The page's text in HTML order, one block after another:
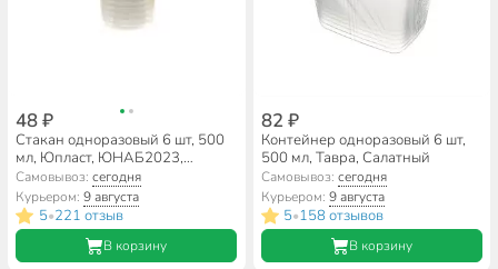
48 ₽
Стакан одноразовый 6 шт, 500
мл, Юпласт, ЮНАБ2023,
прозрачный
Самовывоз:сегодня
Курьером:9 августа
5•221 отзыв
В корзину
82 ₽
Контейнер одноразовый 6 шт,
500 мл, Тавра, Салатный
Самовывоз: сегодня
Курьером: 9 августа
5•158 отзывов
В корзину